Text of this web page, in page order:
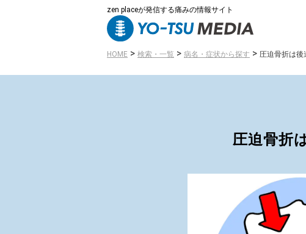
zen placeが発信する痛みの情報サイト
HOME > 検索・一覧 > 病名・症状から探す > 圧迫骨折は後
圧迫骨折